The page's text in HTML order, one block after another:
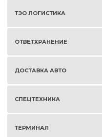
ТЭО ЛОГИСТИКА
ОТВЕТХРАНЕНИЕ
ДОСТАВКА АВТО
СПЕЦТЕХНИКА
ТЕРМИНАЛ